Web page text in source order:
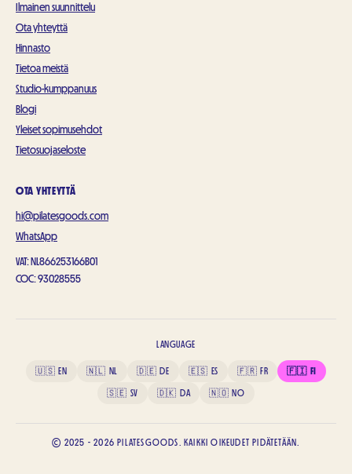
Ilmainen suunnittelu
Ota yhteyttä
Hinnasto
Tietoa meistä
Studio-kumppanuus
Blogi
Yleiset sopimusehdot
Tietosuojaseloste
OTA YHTEYTTÄ
hi@pilatesgoods.com
WhatsApp
VAT: NL866253166B01
COC: 93028555
LANGUAGE
🇺🇸 EN 🇳🇱 NL 🇩🇪 DE 🇪🇸 ES 🇫🇷 FR 🇫🇮 FI
🇸🇪 SV 🇩🇰 DA 🇳🇴 NO
© 2025 - 2026 PILATESGOODS. KAIKKI OIKEUDET PIDÄTETÄÄN.